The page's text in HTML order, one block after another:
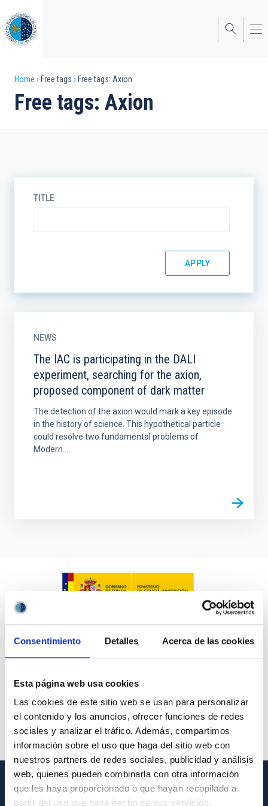
Consentimiento Detalles Acerca de las cookies
Esta página web usa cookies
Las cookies de este sitio web se usan para personalizar
el contenido y los anuncios, ofrecer funciones de redes
sociales y analizar el tráfico. Además, compartimos
información sobre el uso que haga del sitio web con
nuestros partners de redes sociales, publicidad y análisis
web, quienes pueden combinarla con otra información
que les haya proporcionado o que hayan recopilado a
partir del uso que haya hecho de sus servicios.
to
main
content
Breadcrumb
Home Free tags Free tags: Axion
Free tags: Axion
TITLE
NEWS
The IAC is participating in the DALI
experiment, searching for the axion,
proposed component of dark matter
The detection of the axion would mark a key episode
in the history of science. This hypothetical particle
could resolve two fundamental problems of
Modern...
GENERAL INFORMATION